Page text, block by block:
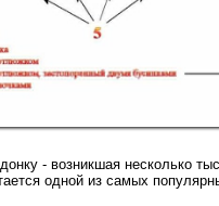
- возникшая несколько
одной из самых